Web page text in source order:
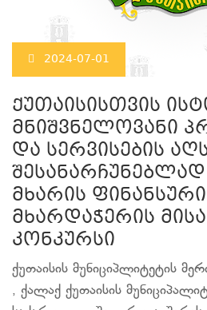
2024-07-01
ქუთაისისთვის
მნიშვნელოვანი
და სერვისების
შესანარჩუნებლად
მხარის ფინანსური
მხარდაჭერის
კონკურსი
ქუთაისის მუნიციპლიტეტის
, ქალაქ ქუთაისის